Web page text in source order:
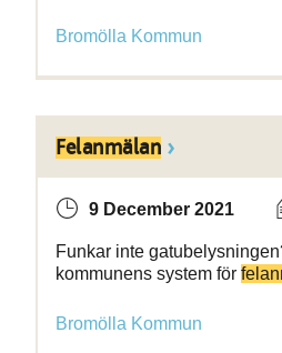
Bromölla Kommun
Felanmälan
9 December 2021
Funkar inte
kommunens system för
Bromölla Kommun